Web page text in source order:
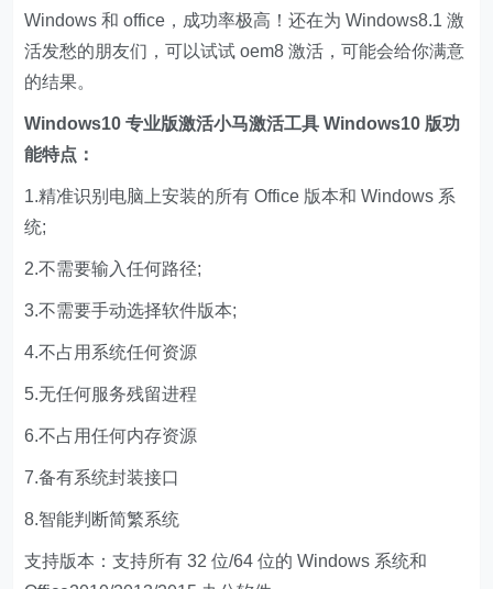
Windows 和 office，成功率极高！还在为 Windows8.1 激
活发愁的朋友们，可以试试 oem8 激活，可能会给你满意
的结果。
Windows10 专业版激活小马激活工具 Windows10 版功
能特点：
1.精准识别电脑上安装的所有 Office 版本和 Windows 系
统;
2.不需要输入任何路径;
3.不需要手动选择软件版本;
4.不占用系统任何资源
5.无任何服务残留进程
6.不占用任何内存资源
7.备有系统封装接口
8.智能判断简繁系统
支持版本：支持所有 32 位/64 位的 Windows 系统和